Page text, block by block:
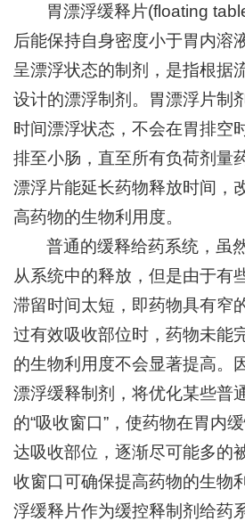
胃漂浮缓释片(floating
后能保持自身密度小于胃内溶
呈漂浮状态的制剂，是指根据
设计的漂浮制剂。胃漂浮片制
时间漂浮状态，不会在胃排空
排至小肠，直至所有负荷剂量
漂浮片能延长药物释放时间，
高药物的生物利用度。
普通的缓释给药系统，虽
从系统中的释放，但是由于有
滞留时间太短，即药物具有窄
过有效吸收部位时，药物未能
的生物利用度不会显著提高。
漂浮缓释制剂，将优化某些普
的“吸收窗口”，使药物在胃内
达吸收部位，逐渐尽可能多的
收窗口可确保提高药物的生物
浮缓释片作为缓控释制剂给药